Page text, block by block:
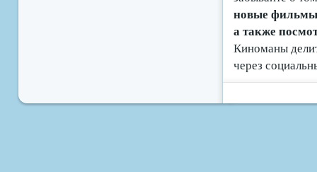
новые фильмы
а также
Киноманы
через